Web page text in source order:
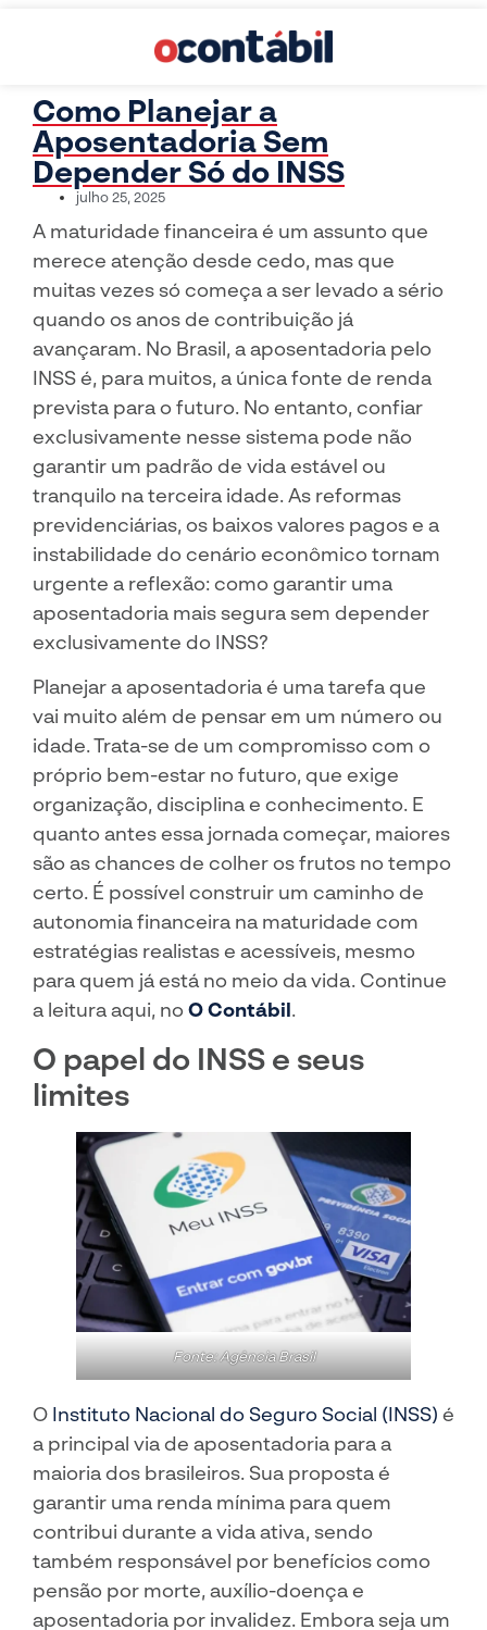
Como Planejar a
Aposentadoria Sem
Depender Só do INSS
julho 25, 2025
A maturidade financeira é um assunto que
merece atenção desde cedo, mas que
muitas vezes só começa a ser levado a sério
quando os anos de contribuição já
avançaram. No Brasil, a aposentadoria pelo
INSS é, para muitos, a única fonte de renda
prevista para o futuro. No entanto, confiar
exclusivamente nesse sistema pode não
garantir um padrão de vida estável ou
tranquilo na terceira idade. As reformas
previdenciárias, os baixos valores pagos e a
instabilidade do cenário econômico tornam
urgente a reflexão: como garantir uma
aposentadoria mais segura sem depender
exclusivamente do INSS?
Planejar a aposentadoria é uma tarefa que
vai muito além de pensar em um número ou
idade. Trata-se de um compromisso com o
próprio bem-estar no futuro, que exige
organização, disciplina e conhecimento. E
quanto antes essa jornada começar, maiores
são as chances de colher os frutos no tempo
certo. É possível construir um caminho de
autonomia financeira na maturidade com
estratégias realistas e acessíveis, mesmo
para quem já está no meio da vida. Continue
a leitura aqui, noO Contábil.
O papel do INSS e seus
limites
Fonte: Agência Brasil
O Instituto Nacional do Seguro Social (INSS) é
a principal via de aposentadoria para a
maioria dos brasileiros. Sua proposta é
garantir uma renda mínima para quem
contribui durante a vida ativa, sendo
também responsável por benefícios como
pensão por morte, auxílio-doença e
aposentadoria por invalidez. Embora seja um